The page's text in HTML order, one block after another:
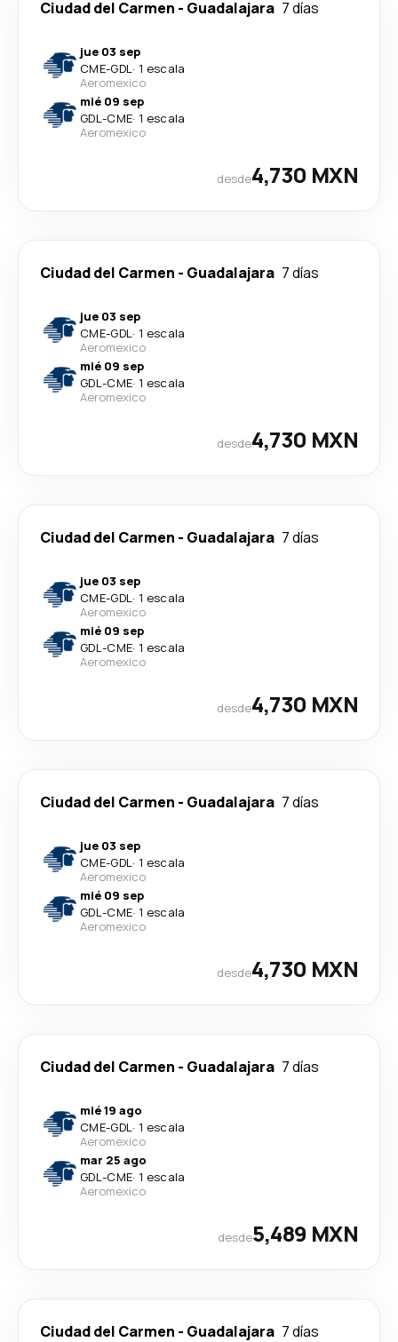
Ciudad del Carmen - Guadalajara 7 días
jue 03 sep
CME-GDL· 1 escala
Aeromexico
mié 09 sep
GDL-CME· 1 escala
Aeromexico
desde4,730 MXN
Ciudad del Carmen - Guadalajara 7 días
jue 03 sep
CME-GDL· 1 escala
Aeromexico
mié 09 sep
GDL-CME· 1 escala
Aeromexico
desde4,730 MXN
Ciudad del Carmen - Guadalajara 7 días
jue 03 sep
CME-GDL· 1 escala
Aeromexico
mié 09 sep
GDL-CME· 1 escala
Aeromexico
desde4,730 MXN
Ciudad del Carmen - Guadalajara 7 días
jue 03 sep
CME-GDL· 1 escala
Aeromexico
mié 09 sep
GDL-CME· 1 escala
Aeromexico
desde4,730 MXN
Ciudad del Carmen - Guadalajara 7 días
mié 19 ago
CME-GDL· 1 escala
Aeromexico
mar 25 ago
GDL-CME· 1 escala
Aeromexico
desde5,489 MXN
Ciudad del Carmen - Guadalajara 7 días